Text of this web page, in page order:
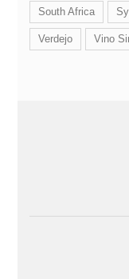
South Africa
Verdejo Vino